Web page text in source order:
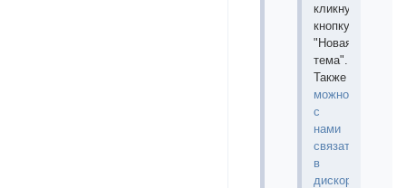
кликнув
кнопку
"Новая
тема".
Также
можно
с
нами
связаться
в
дискорде